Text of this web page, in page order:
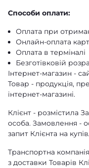
Способи оплати:
Оплата при
Онлайн-оплата
Оплата в терміналі
Безготівковій
Інтернет-магазин -
Товар - продукція,
інтернет-магазині.
Клієнт - розмістила
особа. Замовлення -
запит Клієнта на
Транспортна
з доставки Товарів